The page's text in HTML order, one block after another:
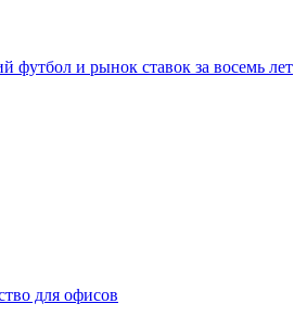
футбол и рынок ставок за восемь лет
для офисов